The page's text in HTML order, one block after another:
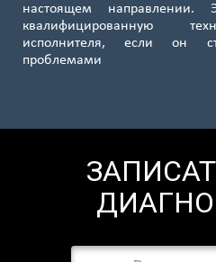
настоящем направлении.
квалифицированную
исполнителя, если он
проблемами